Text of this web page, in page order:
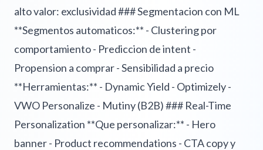
alto valor: exclusividad ### Segmentacion con ML
**Segmentos automaticos:** - Clustering por
comportamiento - Prediccion de intent -
Propension a comprar - Sensibilidad a precio
**Herramientas:** - Dynamic Yield - Optimizely -
VWO Personalize - Mutiny (B2B) ### Real-Time
Personalization **Que personalizar:** - Hero
banner - Product recommendations - CTA copy y